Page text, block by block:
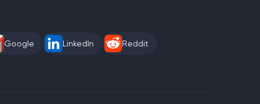
Google LinkedIn Reddit